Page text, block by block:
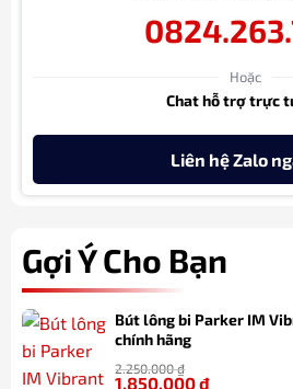
Hoặc
Chat hỗ trợ trực
Liên hệ Zalo
Gợi Ý Cho Bạn
Bút lông bi Parker IM
chính hãng
2.250.000₫
1.850.000₫